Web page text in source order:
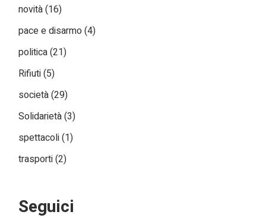
novità(16)
pace e disarmo(4)
politica(21)
Rifiuti(5)
società(29)
Solidarietà(3)
spettacoli(1)
trasporti(2)
Seguici